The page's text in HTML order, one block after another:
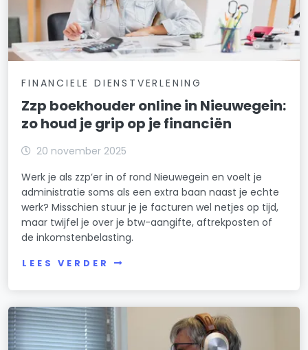
FINANCIELE DIENSTVERLENING
Zzp boekhouder online in Nieuwegein:
zo houd je grip op je financiën
20 november 2025
Werk je als zzp’er in of rond Nieuwegein en voelt je
administratie soms als een extra baan naast je echte
werk? Misschien stuur je je facturen wel netjes op tijd,
maar twijfel je over je btw-aangifte, aftrekposten of
de inkomstenbelasting.
LEES VERDER